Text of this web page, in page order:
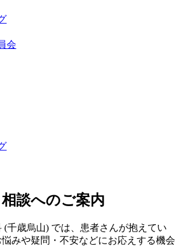
会
談へのご案内
(千歳烏山) では、患者さんが抱えてい
みや疑問・不安などにお応えする機会